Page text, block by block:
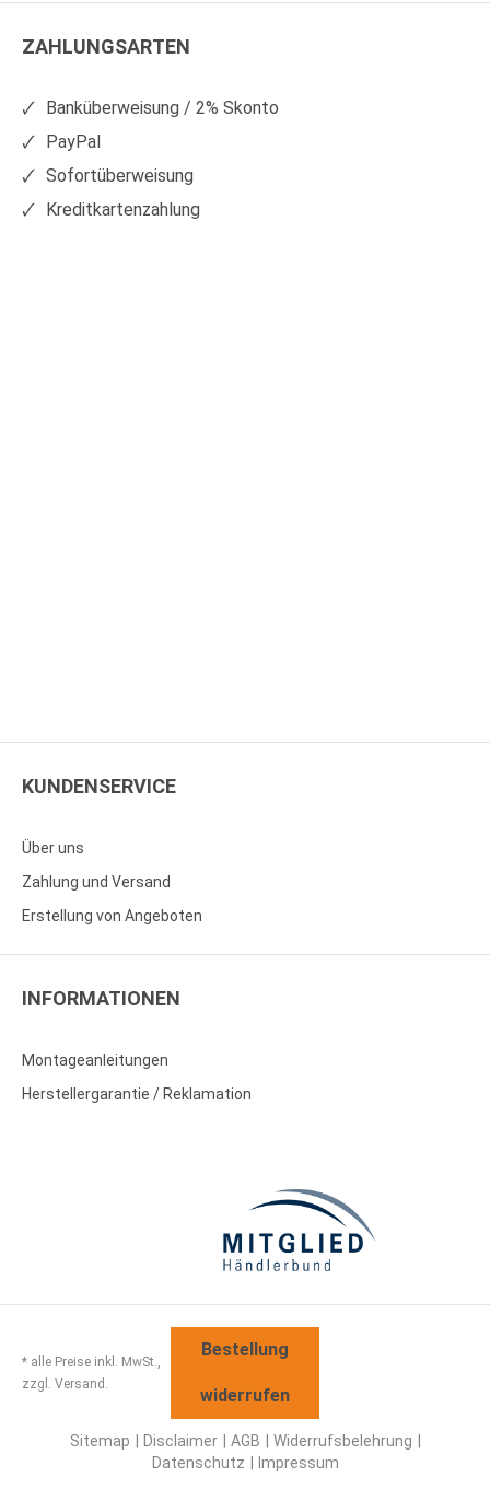
auf
auf
ZAHLUNGSARTEN
Banküberweisung / 2% Skonto
PayPal
Sofortüberweisung
Kreditkartenzahlung
KUNDENSERVICE
Über uns
Zahlung und Versand
Erstellung von Angeboten
INFORMATIONEN
Montageanleitungen
Herstellergarantie / Reklamation
* alle Preise inkl. MwSt.,
zzgl. Versand.
Bestellung
widerrufen
Sitemap Disclaimer AGB
Widerrufsbelehrung
Datenschutz
Impressum